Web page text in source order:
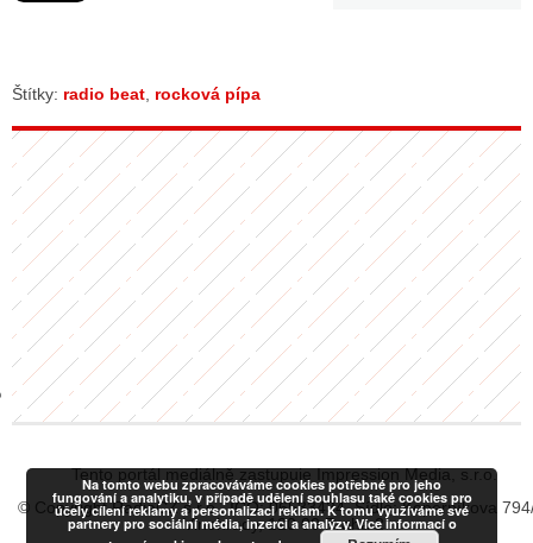
STÁT BLOGEREM
BLOGERA
DISKUTÉRA NA RADIOTV
STARŠÍCH DISKUZÍ
Štítky: radio beat rocková pípa
Tento portál mediálně zastupuje Impression Media, s.r.o.
© Copyright RadiaCZ s.r.o., IČO: 06533434, Sídlo: Koperníkova
Vinohrady, 120 00 Praha 2
Na tomto webu zpracováváme cookies potřebné pro jeho
fungování a analytiku, v případě udělení souhlasu také cookies pro
účely cílení reklamy a personalizaci reklam. K tomu využíváme své
partnery pro sociální média, inzerci a analýzy. Více informací o